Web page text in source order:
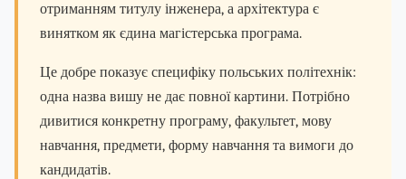
отриманням титулу інженера, а архітектура є
винятком як єдина магістерська програма.
Це добре показує специфіку польських політехнік:
одна назва вишу не дає повної картини. Потрібно
дивитися конкретну програму, факультет, мову
навчання, предмети, форму навчання та вимоги до
кандидатів.